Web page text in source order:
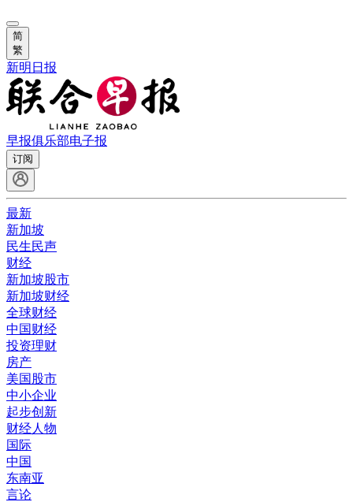
简
繁
新明日报
早报俱乐部电子报
订阅
最新
新加坡
民生民声
财经
新加坡股市
新加坡财经
全球财经
中国财经
投资理财
房产
美国股市
中小企业
起步创新
财经人物
国际
中国
东南亚
言论